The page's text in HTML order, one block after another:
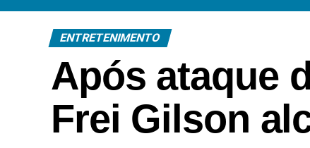
ENTRETENIMENTO
Após ataque
Frei Gilson